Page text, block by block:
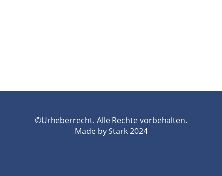
©Urheberrecht. Alle Rechte vorbehalten.
Made by Stark 2024